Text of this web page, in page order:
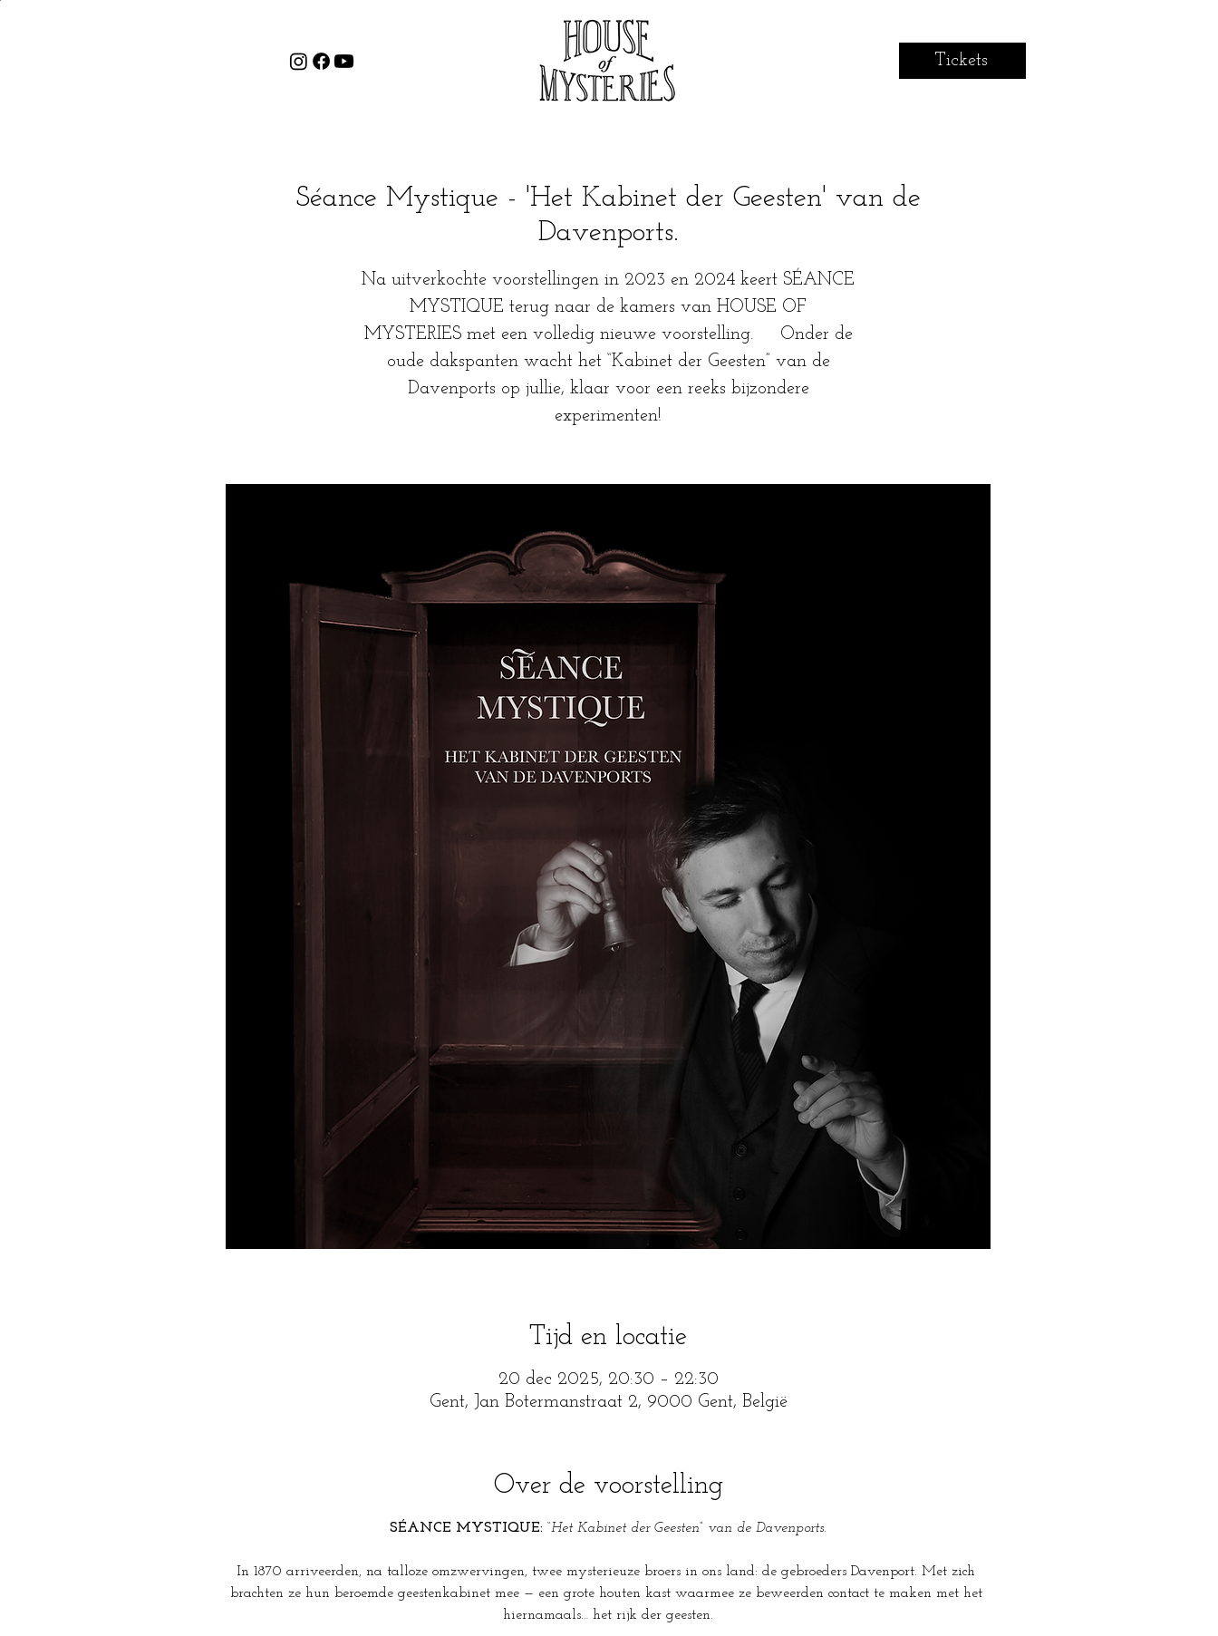
Tickets
Séance Mystique - 'Het Kabinet der Geesten' van de
Davenports.
Na uitverkochte voorstellingen in 2023 en 2024 keert SÉANCE
MYSTIQUE terug naar de kamers van HOUSE OF
MYSTERIES met een volledig nieuwe voorstelling. Onder de
oude dakspanten wacht het “Kabinet der Geesten” van de
Davenports op jullie, klaar voor een reeks bijzondere
experimenten!
Tijd en locatie
20 dec 2025, 20:30 – 22:30
Gent, Jan Botermanstraat 2, 9000 Gent, België
Over de voorstelling
SÉANCE MYSTIQUE: “Het Kabinet der Geesten“ van de Davenports.
In 1870 arriveerden, na talloze omzwervingen, twee mysterieuze broers in ons land: de gebroeders Davenport. Met zich
brachten ze hun beroemde geestenkabinet mee — een grote houten kast waarmee ze beweerden contact te maken met het
hiernamaals… het rijk der geesten.